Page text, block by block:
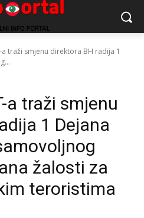
a traži smjenu direktora BH radija 1
a traži smjenu
1 Dejana
žalosti za
teroristima